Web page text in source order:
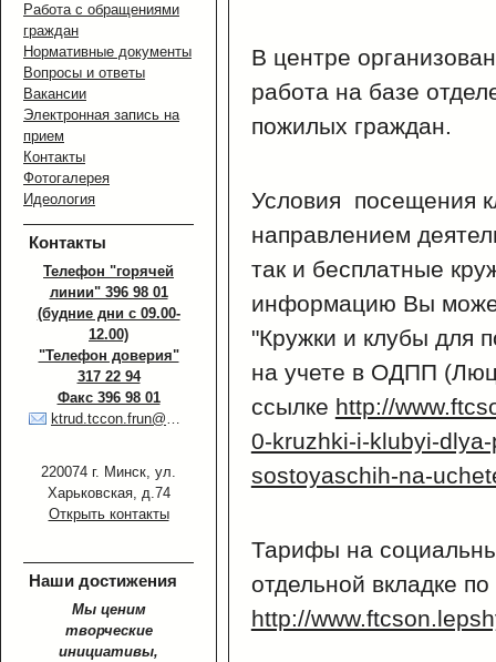
Работа с обращениями
граждан
Нормативные документы
Вопросы и ответы
Вакансии
Электронная запись на
прием
Контакты
Фотогалерея
Идеология
Контакты
Телефон "горячей
линии" 396 98 01
(будние дни с 09.00-
12.00)
"Телефон доверия"
317 22 94
Факс 396 98 01
ktrud.tccon.frun@minsk.gov.by
220074 г. Минск, ул.
Харьковская, д.74
Открыть контакты
Наши достижения
Мы ценим
творческие
инициативы,
В центре
работа на базе
пожилых граждан.
Условия посещения
направлением
так и бесплатные
информацию Вы
"Кружки и клубы для
на учете в ОДПП
ссылке http://
0-kruzhki-i-klubyi-
sostoyaschih-na-
Тарифы на
отдельной вкладке
http://